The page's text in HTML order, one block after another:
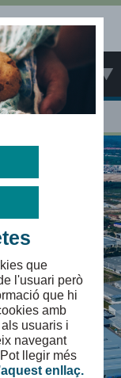
que
l'usuari però
que hi
amb
usuaris i
navegant
llegir més
enllaç.